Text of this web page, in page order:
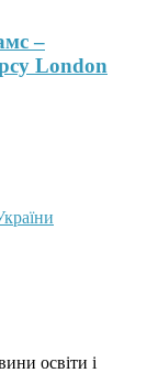
–
London
освіти і